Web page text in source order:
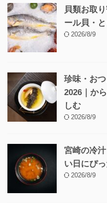
貝類お取
ール貝・
2026/8/9
珍味・お
2026｜か
しむ
2026/8/9
宮崎の冷
い日にぴ
2026/8/9